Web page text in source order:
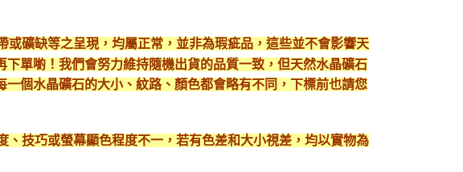
礦缺等之呈現，均屬正常，並非為瑕疵品，這些並不會影響天
單喲！我們會努力維持隨機出貨的品質一致，但天然水晶礦石
個水晶礦石的大小、紋路、顏色都會略有不同，下標前也請您
技巧或螢幕顯色程度不一，若有色差和大小視差，均以實物為